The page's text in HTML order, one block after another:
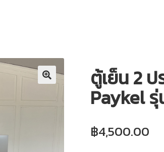
ตู้เย็น 2
Paykel รุ่
฿4,500.00